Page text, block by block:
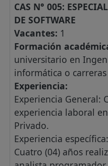
CAS N° 005:
DE SOFTWARE
Vacantes: 1
Formación
universitario en
informática o
Experiencia:
Experiencia General:
experiencia laboral
Privado.
Experiencia específica:
Cuatro (04) años